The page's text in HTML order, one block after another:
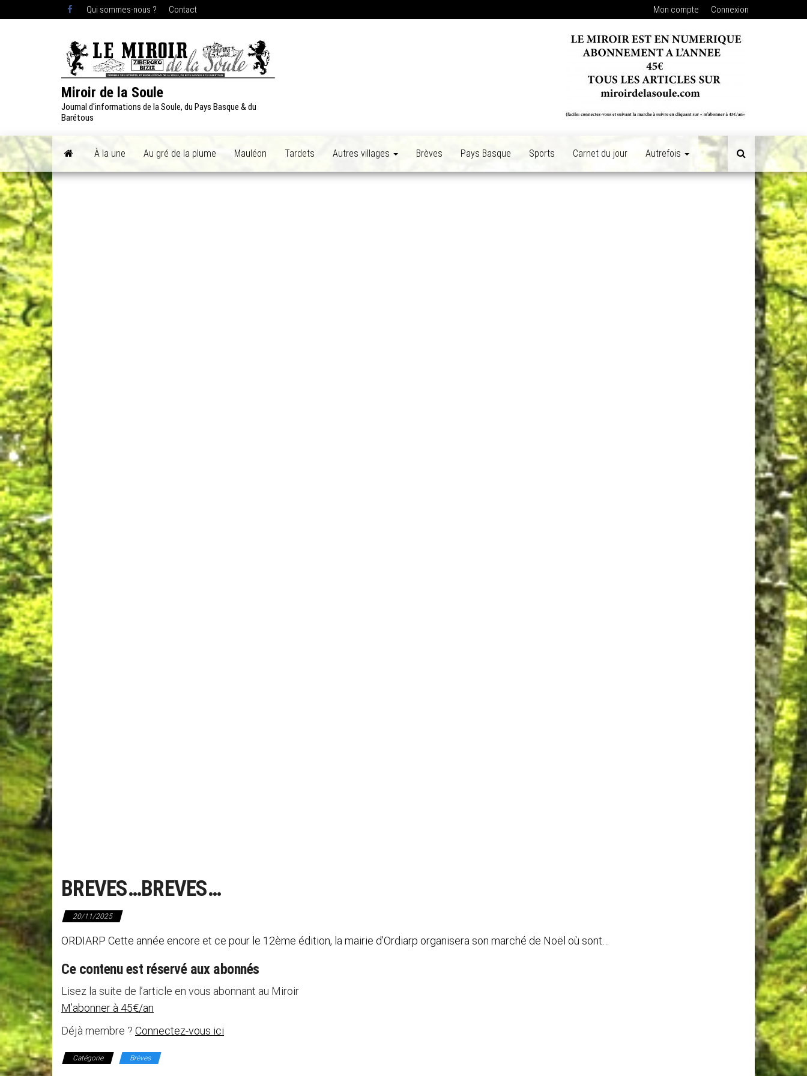
Qui sommes-nous ? Contact Mon compte Connexion
Miroir de la Soule
Journal d'informations de la Soule, du Pays Basque & du
Barétous
À la une Au gré de la plume Mauléon Tardets Autres villages Brèves Pays Basque Sports Carnet du jour Autrefois
BREVES…BREVES…
20/11/2025
ORDIARP Cette année encore et ce pour le 12ème édition, la mairie d’Ordiarp organisera son marché de Noël où sont…
Ce contenu est réservé aux abonnés
Lisez la suite de l’article en vous abonnant au Miroir
M’abonner à 45€/an
Déjà membre ? Connectez-vous ici
Catégorie Brèves